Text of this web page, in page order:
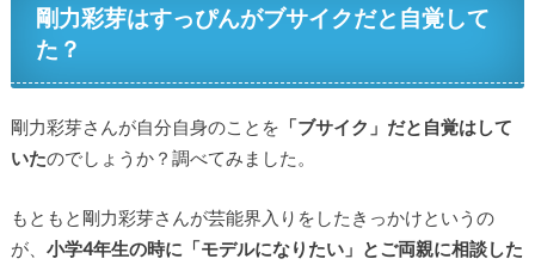
剛力彩芽はすっぴんがブサイクだと自覚して
た？
剛力彩芽さんが自分自身のことを 「ブサイク」だと自覚はして
いたのでしょうか？調べてみました。
もともと剛力彩芽さんが芸能界入りをしたきっかけというの
が、 小学4年生の時に「モデルになりたい」とご両親に相談した